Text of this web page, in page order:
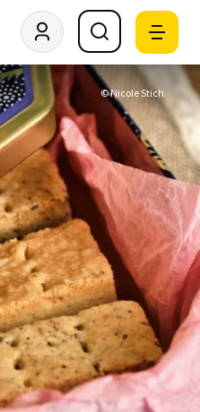
© Nicole Stich